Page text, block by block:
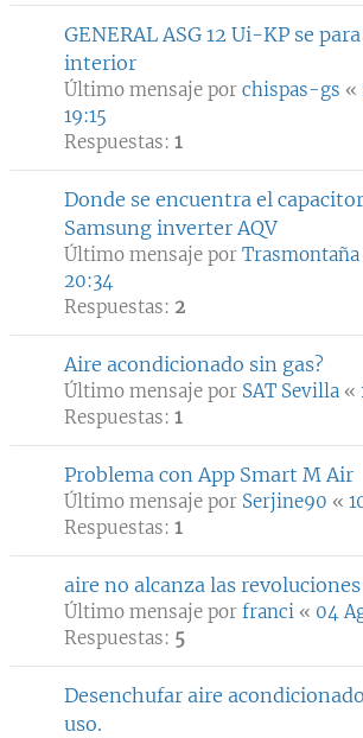
GENERAL ASG 12 Ui-KP se
interior
Último mensaje por chispas-gs «
19:15
Respuestas: 1
Donde se encuentra el
Samsung inverter AQV
Último mensaje por Trasmontaña
20:34
Respuestas: 2
Aire acondicionado sin gas?
Último mensaje por SAT Sevilla «
Respuestas: 1
Problema con App Smart M Air
Último mensaje por Serjine90 «
Respuestas: 1
aire no alcanza las
Último mensaje por franci « 04
Respuestas: 5
Desenchufar aire
uso.